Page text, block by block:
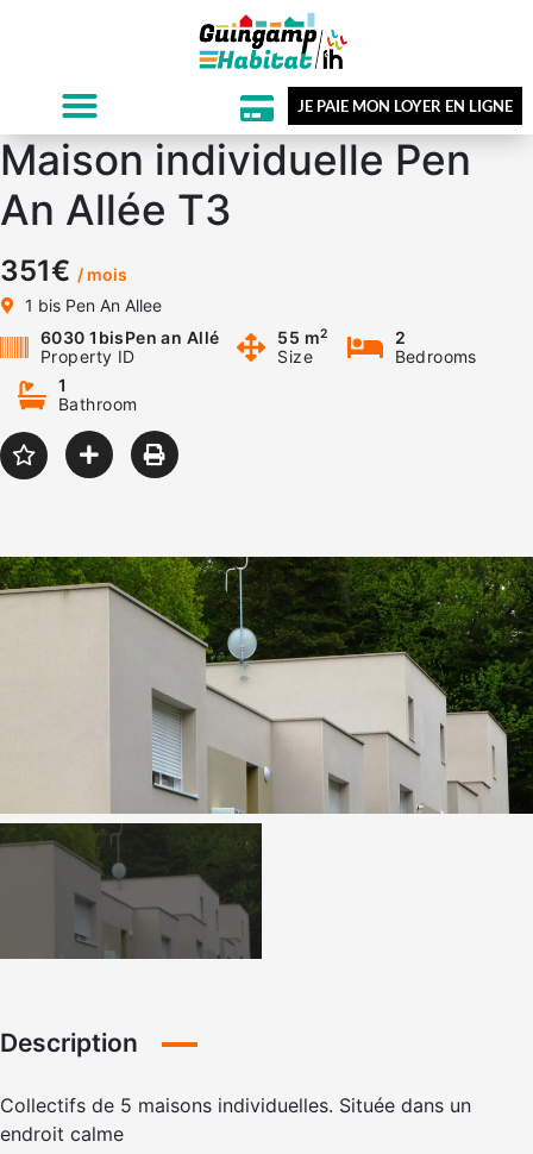
JE PAIE MON LOYER EN LIGNE
Maison individuelle Pen
An Allée T3
351€ / mois
1 bis Pen An Allee
6030 1bisPen an Allé
Property ID
55 m2
Size
2
Bedrooms
1
Bathroom
Description
Collectifs de 5 maisons individuelles. Située dans un
endroit calme